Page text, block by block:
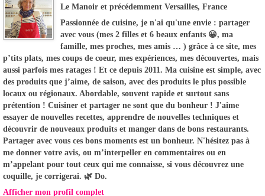
Le Manoir et précédemment Versailles, France
Passionnée de cuisine, je n'ai qu'une envie : partager
avec vous (mes 2 filles et 6 beaux enfants 😀, ma
famille, mes proches, mes amis … ) grâce à ce site, mes
p’tits plats, mes coups de coeur, mes expériences, mes découvertes, mais
aussi parfois mes ratages ! Et ce depuis 2011. Ma cuisine est simple, avec
des produits que j’aime, de saison, avec des produits le plus possible
locaux ou régionaux. Abordable, souvent rapide et surtout sans
prétention ! Cuisiner et partager ne sont que du bonheur ! J'aime
essayer de nouvelles recettes, apprendre de nouvelles techniques et
découvrir de nouveaux produits et manger dans de bons restaurants.
Partager avec vous ces bons moments est un bonheur. N'hésitez pas à
me donner votre avis, ou m’interpeller en commentaires ou en
m’appelant pour tout ceux qui me connaisse, si vous découvrez une
coquille, je corrigerai. 🌿 Do.
Afficher mon profil complet